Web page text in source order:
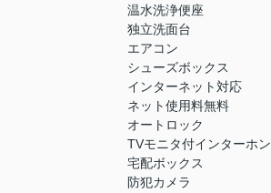
温水洗浄便座
独立洗面台
エアコン
シューズボックス
インターネット対応
ネット使用料無料
オートロック
TVモニタ付インターホン
宅配ボックス
防犯カメラ